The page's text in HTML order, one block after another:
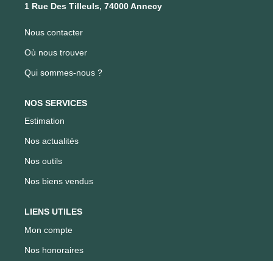
EN
1 Rue Des Tilleuls, 74000 Annecy
Nous contacter
Où nous trouver
Qui sommes-nous ?
NOS SERVICES
Estimation
Nos actualités
Nos outils
Nos biens vendus
LIENS UTILES
Mon compte
Nos honoraires